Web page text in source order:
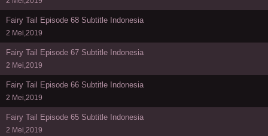
Fairy Tail Episode 68 Subtitle Indonesia
2 Mei,2019
Fairy Tail Episode 67 Subtitle Indonesia
2 Mei,2019
Fairy Tail Episode 66 Subtitle Indonesia
2 Mei,2019
Fairy Tail Episode 65 Subtitle Indonesia
2 Mei,2019